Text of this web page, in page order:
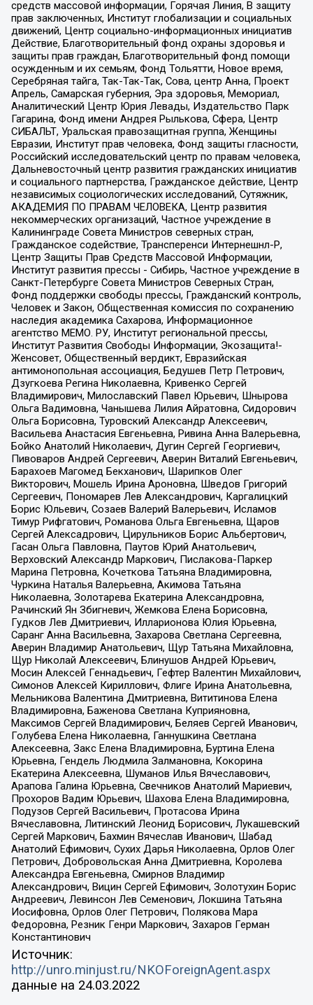
средств массовой информации, Горячая Линия, В защиту
прав заключенных, Институт глобализации и социальных
движений, Центр социально-информационных инициатив
Действие, Благотворительный фонд охраны здоровья и
защиты прав граждан, Благотворительный фонд помощи
осужденным и их семьям, Фонд Тольятти, Новое время,
Серебряная тайга, Так-Так-Так, Сова, центр Анна, Проект
Апрель, Самарская губерния, Эра здоровья, Мемориал,
Аналитический Центр Юрия Левады, Издательство Парк
Гагарина, Фонд имени Андрея Рылькова, Сфера, Центр
СИБАЛЬТ, Уральская правозащитная группа, Женщины
Евразии, Институт прав человека, Фонд защиты гласности,
Российский исследовательский центр по правам человека,
Дальневосточный центр развития гражданских инициатив
и социального партнерства, Гражданское действие, Центр
независимых социологических исследований, Сутяжник,
АКАДЕМИЯ ПО ПРАВАМ ЧЕЛОВЕКА, Центр развития
некоммерческих организаций, Частное учреждение в
Калининграде Совета Министров северных стран,
Гражданское содействие, Трансперенси Интернешнл-Р,
Центр Защиты Прав Средств Массовой Информации,
Институт развития прессы - Сибирь, Частное учреждение в
Санкт-Петербурге Совета Министров Северных Стран,
Фонд поддержки свободы прессы, Гражданский контроль,
Человек и Закон, Общественная комиссия по сохранению
наследия академика Сахарова, Информационное
агентство МЕМО. РУ, Институт региональной прессы,
Институт Развития Свободы Информации, Экозащита!-
Женсовет, Общественный вердикт, Евразийская
антимонопольная ассоциация, Бедушев Петр Петрович,
Дзугкоева Регина Николаевна, Кривенко Сергей
Владимирович, Милославский Павел Юрьевич, Шнырова
Ольга Вадимовна, Чанышева Лилия Айратовна, Сидорович
Ольга Борисовна, Туровский Александр Алексеевич,
Васильева Анастасия Евгеньевна, Ривина Анна Валерьевна,
Бойко Анатолий Николаевич, Дугин Сергей Георгиевич,
Пивоваров Андрей Сергеевич, Аверин Виталий Евгеньевич,
Барахоев Магомед Бекханович, Шарипков Олег
Викторович, Мошель Ирина Ароновна, Шведов Григорий
Сергеевич, Пономарев Лев Александрович, Каргалицкий
Борис Юльевич, Созаев Валерий Валерьевич, Исламов
Тимур Рифгатович, Романова Ольга Евгеньевна, Щаров
Сергей Алексадрович, Цирульников Борис Альбертович,
Гасан Ольга Павловна, Паутов Юрий Анатольевич,
Верховский Александр Маркович, Пислакова-Паркер
Марина Петровна, Кочеткова Татьяна Владимировна,
Чуркина Наталья Валерьевна, Акимова Татьяна
Николаевна, Золотарева Екатерина Александровна,
Рачинский Ян Збигневич, Жемкова Елена Борисовна,
Гудков Лев Дмитриевич, Илларионова Юлия Юрьевна,
Саранг Анна Васильевна, Захарова Светлана Сергеевна,
Аверин Владимир Анатольевич, Щур Татьяна Михайловна,
Щур Николай Алексеевич, Блинушов Андрей Юрьевич,
Мосин Алексей Геннадьевич, Гефтер Валентин Михайлович,
Симонов Алексей Кириллович, Флиге Ирина Анатольевна,
Мельникова Валентина Дмитриевна, Вититинова Елена
Владимировна, Баженова Светлана Куприяновна,
Максимов Сергей Владимирович, Беляев Сергей Иванович,
Голубева Елена Николаевна, Ганнушкина Светлана
Алексеевна, Закс Елена Владимировна, Буртина Елена
Юрьевна, Гендель Людмила Залмановна, Кокорина
Екатерина Алексеевна, Шуманов Илья Вячеславович,
Арапова Галина Юрьевна, Свечников Анатолий Мариевич,
Прохоров Вадим Юрьевич, Шахова Елена Владимировна,
Подузов Сергей Васильевич, Протасова Ирина
Вячеславовна, Литинский Леонид Борисович, Лукашевский
Сергей Маркович, Бахмин Вячеслав Иванович, Шабад
Анатолий Ефимович, Сухих Дарья Николаевна, Орлов Олег
Петрович, Добровольская Анна Дмитриевна, Королева
Александра Евгеньевна, Смирнов Владимир
Александрович, Вицин Сергей Ефимович, Золотухин Борис
Андреевич, Левинсон Лев Семенович, Локшина Татьяна
Иосифовна, Орлов Олег Петрович, Полякова Мара
Федоровна, Резник Генри Маркович, Захаров Герман
Константинович
Источник:
http://unro.minjust.ru/NKOForeignAgent.aspx
данные на 24.03.2022